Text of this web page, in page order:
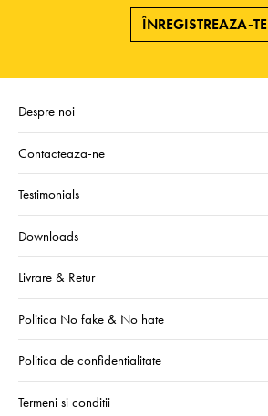
ÎNREGISTREAZA-TE
Despre noi
Contacteaza-ne
Testimonials
Downloads
Livrare & Retur
Politica No fake & No hate
Politica de confidentialitate
Termeni si conditii